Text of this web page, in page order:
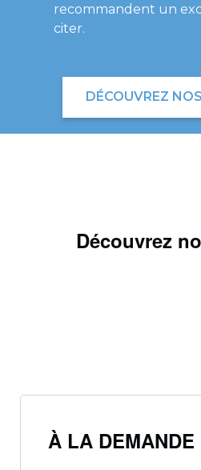
recommandent un
citer.
DÉCOUVREZ
Découvrez
À LA DEMANDE